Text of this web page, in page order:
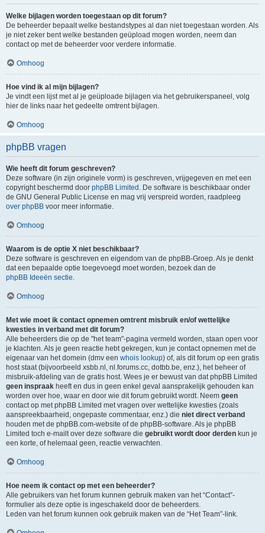
Welke bijlagen worden toegestaan op dit forum?
De beheerder bepaalt welke bestandstypes al dan niet toegestaan worden. Als
je niet zeker bent welke bestanden geüpload mogen worden, neem dan
contact op met de beheerder voor verdere informatie.
Omhoog
Hoe vind ik al mijn bijlagen?
Je vindt een lijst met al je geüploade bijlagen via het gebruikerspaneel, volg
hier de links naar het gedeelte omtrent bijlagen.
Omhoog
phpBB vragen
Wie heeft dit forum geschreven?
Deze software (in zijn originele vorm) is geschreven, vrijgegeven en met een
copyright beschermd door phpBB Limited . De software is beschikbaar onder
de GNU General Public License en mag vrij verspreid worden, raadpleeg
over phpBB voor meer informatie.
Omhoog
Waarom is de optie X niet beschikbaar?
Deze software is geschreven en eigendom van de phpBB-Groep. Als je denkt
dat een bepaalde optie toegevoegd moet worden, bezoek dan de
phpBB Ideeën sectie.
Omhoog
Met wie moet ik contact opnemen omtrent misbruik en/of wettelijke
kwesties in verband met dit forum?
Alle beheerders die op de "het team"-pagina vermeld worden, staan open voor
je klachten. Als je geen reactie hebt gekregen, kun je contact opnemen met de
eigenaar van het domein (dmv een whois lookup) of, als dit forum op een gratis
host staat (bijvoorbeeld xsbb.nl, nl.forums.cc, dotbb.be, enz.), het beheer of
misbruik-afdeling van de gratis host. Wees je er bewust van dat phpBB Limited
geen inspraak heeft en dus in geen enkel geval aansprakelijk gehouden kan
worden over hoe, waar en door wie dit forum gebruikt wordt. Neem geen
contact op met phpBB Limited met vragen over wettelijke kwesties (zoals
aanspreekbaarheid, ongepaste commentaar, enz.) die niet direct verband
houden met de phpBB.com-website of de phpBB-software. Als je phpBB
Limited toch e-mailt over deze software die gebruikt wordt door derden kun je
een korte, of helemaal geen, reactie verwachten.
Omhoog
Hoe neem ik contact op met een beheerder?
Alle gebruikers van het forum kunnen gebruik maken van het “Contact”-
formulier als deze optie is ingeschakeld door de beheerders.
Leden van het forum kunnen ook gebruik maken van de “Het Team”-link.